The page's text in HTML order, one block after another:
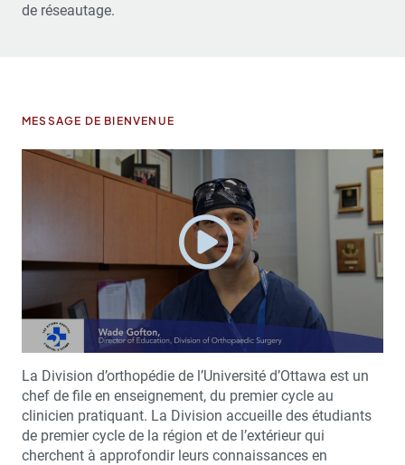
de réseautage.
MESSAGE DE BIENVENUE
La Division d’orthopédie de l’Université d’Ottawa est un
chef de file en enseignement, du premier cycle au
clinicien pratiquant. La Division accueille des étudiants
de premier cycle de la région et de l’extérieur qui
cherchent à approfondir leurs connaissances en